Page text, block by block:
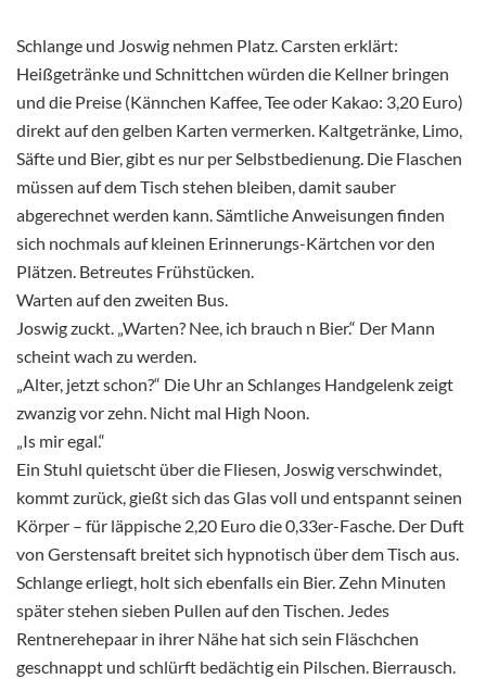
Schlange und Joswig nehmen Platz. Carsten erklärt:
Heißgetränke und Schnittchen würden die Kellner bringen
und die Preise (Kännchen Kaffee, Tee oder Kakao: 3,20 Euro)
direkt auf den gelben Karten vermerken. Kaltgetränke, Limo,
Säfte und Bier, gibt es nur per Selbstbedienung. Die Flaschen
müssen auf dem Tisch stehen bleiben, damit sauber
abgerechnet werden kann. Sämtliche Anweisungen finden
sich nochmals auf kleinen Erinnerungs-Kärtchen vor den
Plätzen. Betreutes Frühstücken.
Warten auf den zweiten Bus.
Joswig zuckt. „Warten? Nee, ich brauch n Bier.“ Der Mann
scheint wach zu werden.
„Alter, jetzt schon?“ Die Uhr an Schlanges Handgelenk zeigt
zwanzig vor zehn. Nicht mal High Noon.
„Is mir egal.“
Ein Stuhl quietscht über die Fliesen, Joswig verschwindet,
kommt zurück, gießt sich das Glas voll und entspannt seinen
Körper – für läppische 2,20 Euro die 0,33er-Fasche. Der Duft
von Gerstensaft breitet sich hypnotisch über dem Tisch aus.
Schlange erliegt, holt sich ebenfalls ein Bier. Zehn Minuten
später stehen sieben Pullen auf den Tischen. Jedes
Rentnerehepaar in ihrer Nähe hat sich sein Fläschchen
geschnappt und schlürft bedächtig ein Pilschen. Bierrausch.